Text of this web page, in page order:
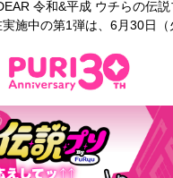
令和&平成 ウチらの伝
施中の第1弾は、6月30日